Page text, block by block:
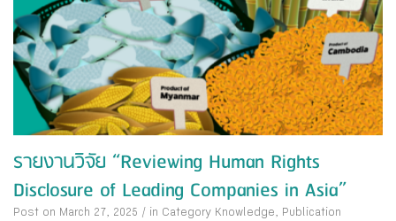
รายงานวิจัย “Reviewing Human Rights
Disclosure of Leading Companies in Asia”
Post on March 27, 2025 / in Category Knowledge, Publication